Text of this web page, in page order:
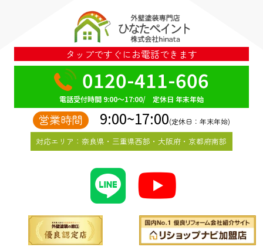
タップですぐにお電話できます
0120-411-606
電話受付時間 9:00～17:00/ 定休日 年末年始
営業時間 9:00~17:00(定休日：年末年始)
対応エリア：奈良県・三重県西部・大阪府・京都府南部